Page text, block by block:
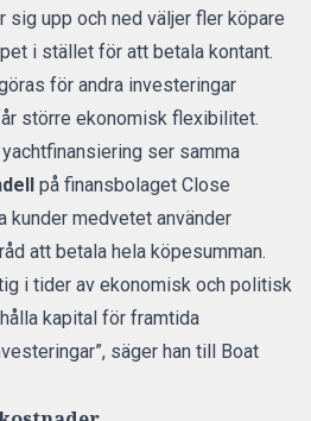
sig upp och ned väljer fler köpare
i stället för att betala kontant.
för andra investeringar
större ekonomisk flexibilitet.
ser samma
på finansbolaget Close
kunder medvetet använder
att betala hela köpesumman.
i tider av ekonomisk och politisk
kapital för framtida
säger han till Boat